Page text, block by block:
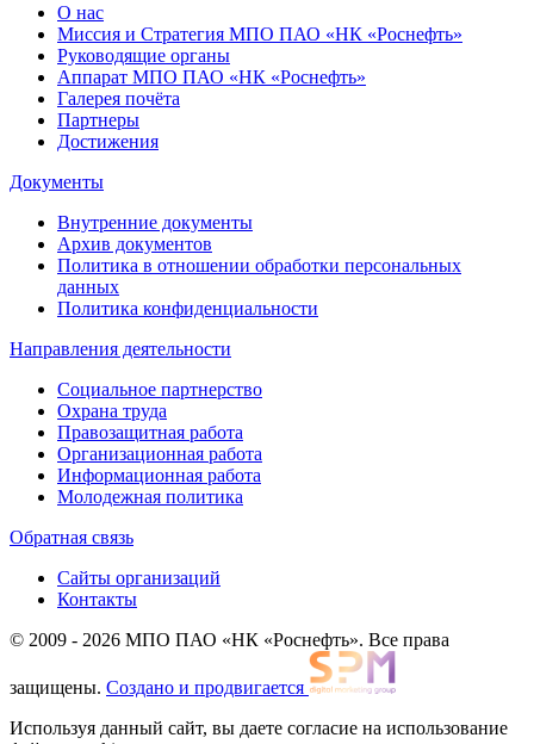
О нас
Миссия и Стратегия МПО ПАО «НК «Роснефть»
Руководящие органы
Аппарат МПО ПАО «НК «Роснефть»
Галерея почёта
Партнеры
Достижения
Документы
Внутренние документы
Архив документов
Политика в отношении обработки персональных
данных
Политика конфиденциальности
Направления деятельности
Социальное партнерство
Охрана труда
Правозащитная работа
Организационная работа
Информационная работа
Молодежная политика
Обратная связь
Сайты организаций
Контакты
© 2009 - 2026 МПО ПАО «НК «Роснефть». Все права
защищены. Создано и продвигается
Используя данный сайт, вы даете согласие на использование